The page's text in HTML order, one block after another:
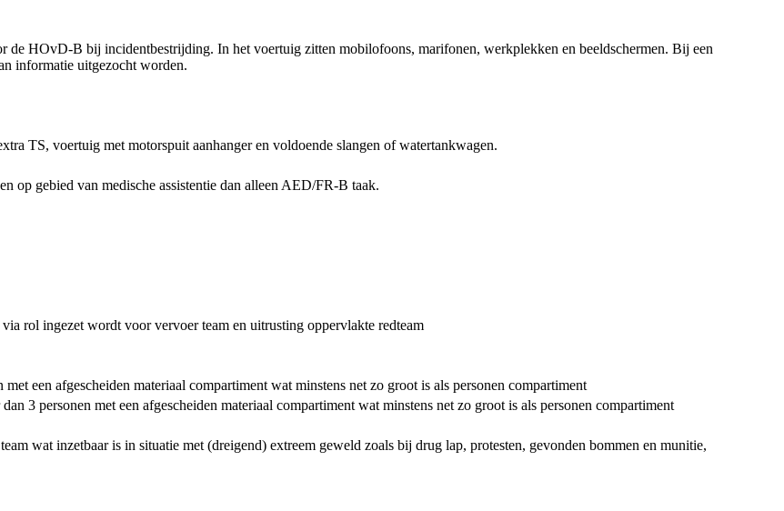
de HOvD-B bij incidentbestrijding. In het voertuig zitten mobilofoons, marifonen, werkplekken en beeldschermen. Bij een
informatie uitgezocht worden.
TS, voertuig met motorspuit aanhanger en voldoende slangen of watertankwagen.
op gebied van medische assistentie dan alleen AED/FR-B taak.
rol ingezet wordt voor vervoer team en uitrusting oppervlakte redteam
een afgescheiden materiaal compartiment wat minstens net zo groot is als personen compartiment
3 personen met een afgescheiden materiaal compartiment wat minstens net zo groot is als personen compartiment
wat inzetbaar is in situatie met (dreigend) extreem geweld zoals bij drug lap, protesten, gevonden bommen en munitie,